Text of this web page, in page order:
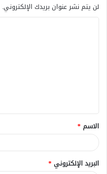
لن يتم نشر عنوان بريدك الإلكتروني.
ق
*
الاسم *
البريد الإلكتروني *